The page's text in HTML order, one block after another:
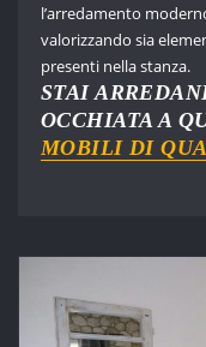
l’arredamento
valorizzando sia
presenti nella stanza.
STAI
OCCHIATA A
MOBILI DI